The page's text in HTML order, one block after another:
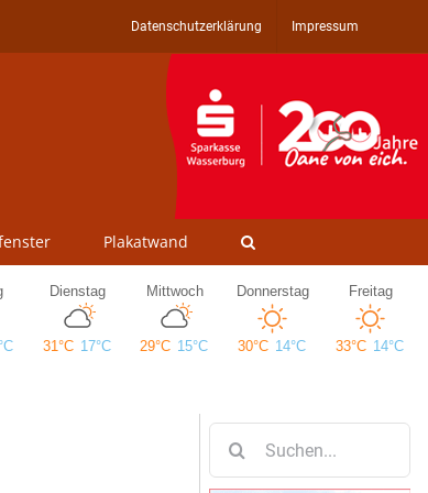
Datenschutzerklärung Impressum
Plakatwand
nach: